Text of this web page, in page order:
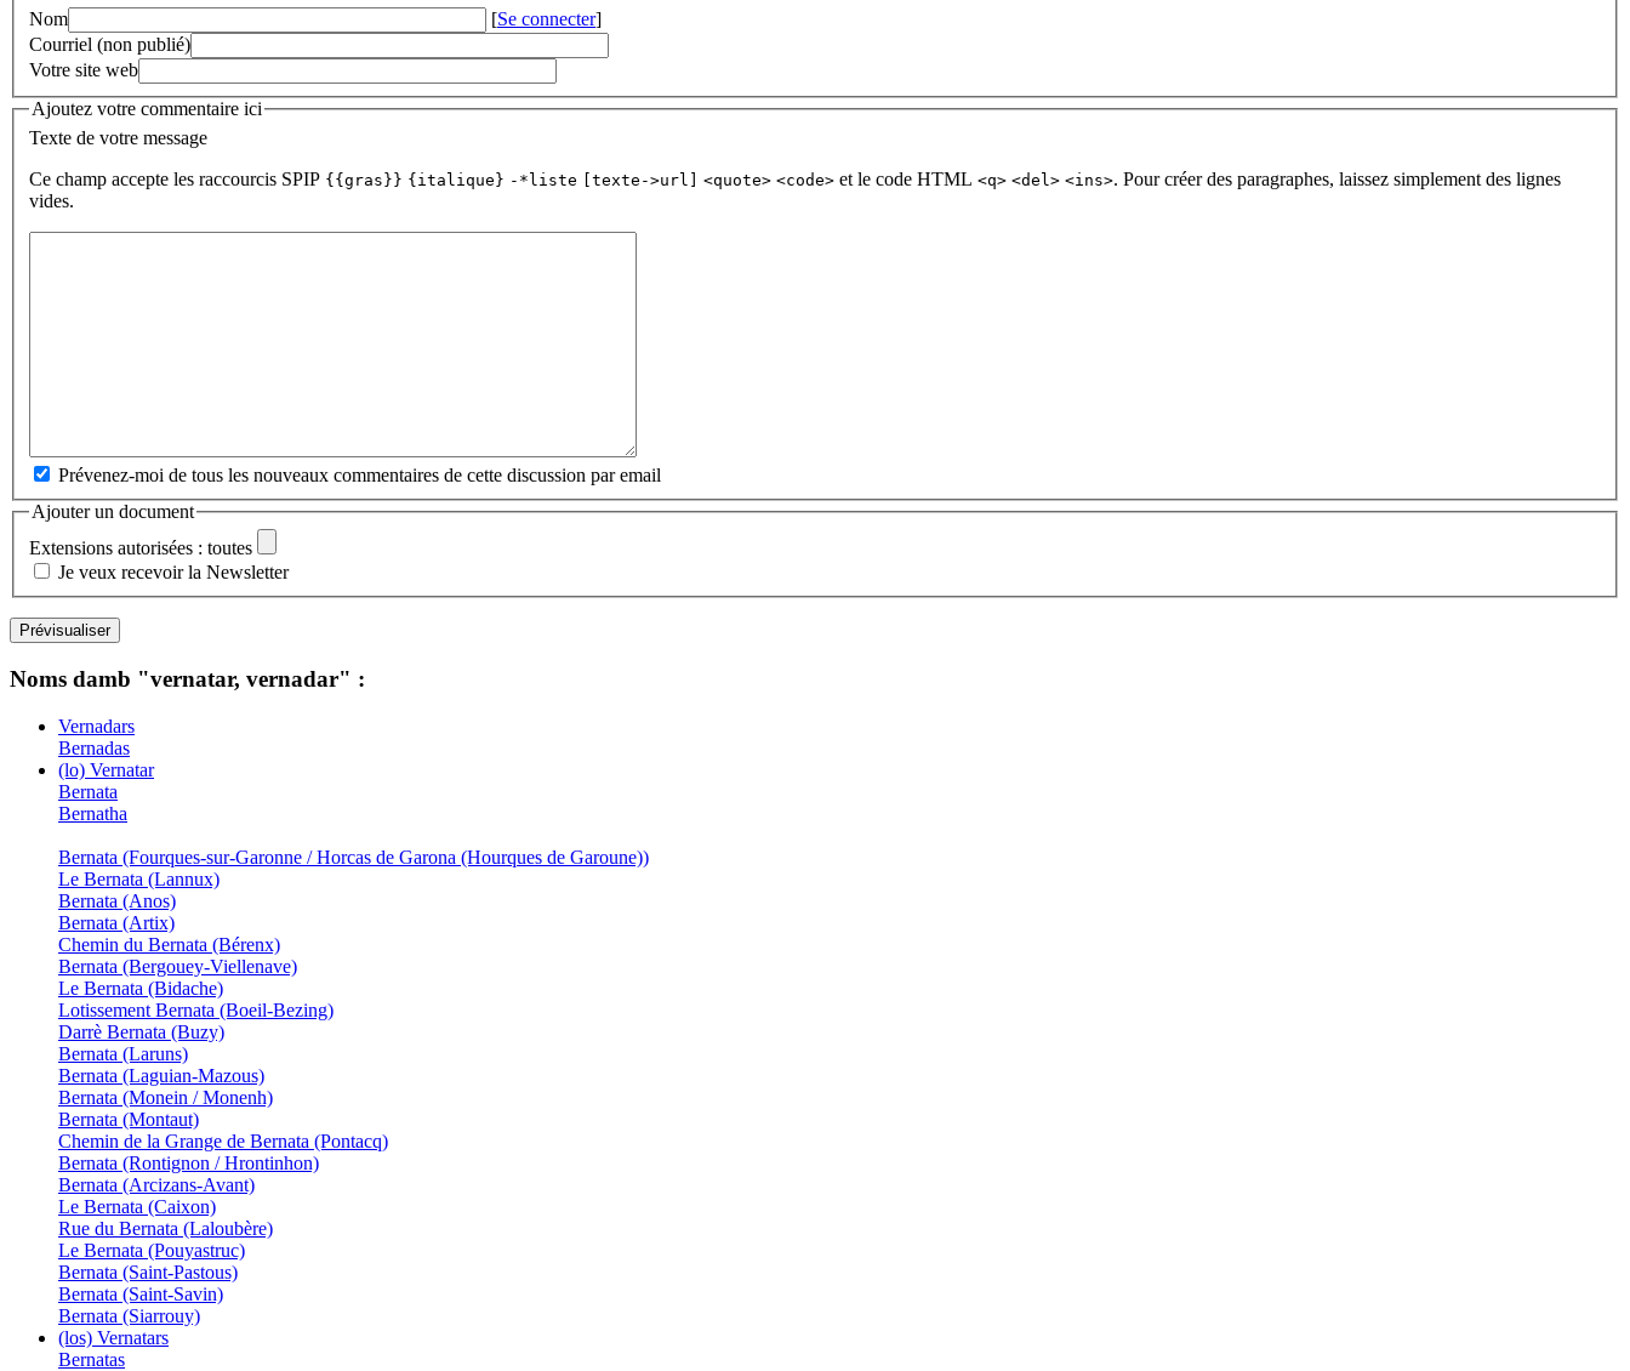
Nom
[Se connecter]
Courriel (non publié)
Votre site web
Ajoutez votre commentaire ici
Texte de votre message
Ce champ accepte les raccourcis SPIP {{gras}} {italique} -*liste [texte->url] <quote> <code> et le code HTML <q> <del> <ins>. Pour créer des paragraphes, laissez simplement des lignes
vides.
Prévenez-moi de tous les nouveaux commentaires de cette discussion par email
Ajouter un document
Extensions autorisées : toutes
Je veux recevoir la Newsletter
Noms damb "vernatar, vernadar" :
Vernadars
Bernadas
(lo) Vernatar
Bernata
Bernatha
Bernata (Fourques-sur-Garonne / Horcas de Garona (Hourques de Garoune))
Le Bernata (Lannux)
Bernata (Anos)
Bernata (Artix)
Chemin du Bernata (Bérenx)
Bernata (Bergouey-Viellenave)
Le Bernata (Bidache)
Lotissement Bernata (Boeil-Bezing)
Darrè Bernata (Buzy)
Bernata (Laruns)
Bernata (Laguian-Mazous)
Bernata (Monein / Monenh)
Bernata (Montaut)
Chemin de la Grange de Bernata (Pontacq)
Bernata (Rontignon / Hrontinhon)
Bernata (Arcizans-Avant)
Le Bernata (Caixon)
Rue du Bernata (Laloubère)
Le Bernata (Pouyastruc)
Bernata (Saint-Pastous)
Bernata (Saint-Savin)
Bernata (Siarrouy)
(los) Vernatars
Bernatas